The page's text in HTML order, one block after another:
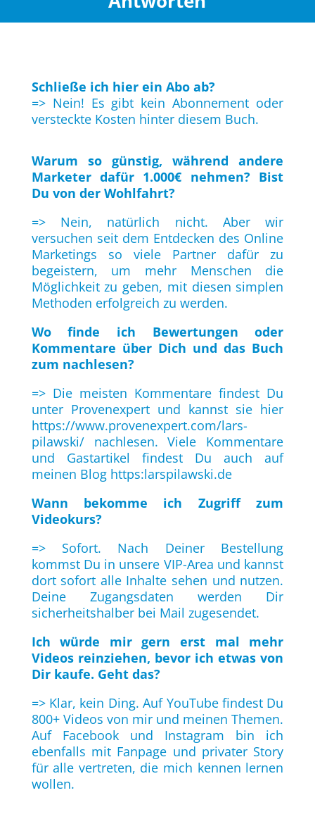
Schließe ich hier ein Abo ab?
=> Nein! Es gibt kein Abonnement oder
versteckte Kosten hinter diesem Buch.
Warum so günstig, während andere
Marketer dafür 1.000€ nehmen? Bist
Du von der Wohlfahrt?
=> Nein, natürlich nicht. Aber wir
versuchen seit dem Entdecken des Online
Marketings so viele Partner dafür zu
begeistern, um mehr Menschen die
Möglichkeit zu geben, mit diesen simplen
Methoden erfolgreich zu werden.
Wo finde ich Bewertungen oder
Kommentare über Dich und das Buch
zum nachlesen?
=> Die meisten Kommentare findest Du
unter Provenexpert und kannst sie hier
https://www.provenexpert.com/lars-
pilawski/nachlesen. Viele Kommentare
und Gastartikel findest Du auch auf
meinen Blog https:larspilawski.de
Wann bekomme ich Zugriff zum
Videokurs?
=> Sofort. Nach Deiner Bestellung
kommst Du in unsere VIP-Area und kannst
dort sofort alle Inhalte sehen und nutzen.
Deine Zugangsdaten werden Dir
sicherheitshalber bei Mail zugesendet.
Ich würde mir gern erst mal mehr
Videos reinziehen, bevor ich etwas von
Dir kaufe. Geht das?
=> Klar, kein Ding. Auf YouTube findest Du
800+ Videos von mir und meinen Themen.
Auf Facebook und Instagram bin ich
ebenfalls mit Fanpage und privater Story
für alle vertreten, die mich kennen lernen
wollen.